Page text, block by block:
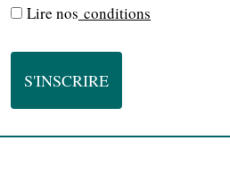
Lire nos conditions